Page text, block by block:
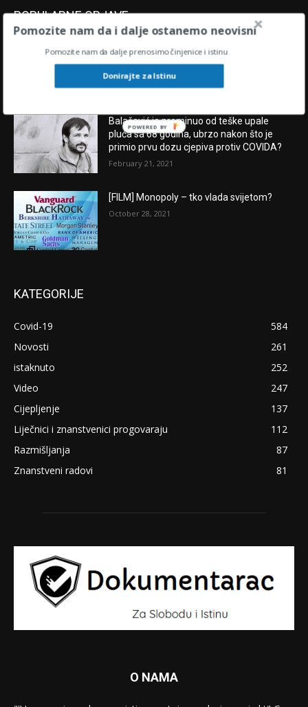
POPULARNE OBJAVE
SVIJET U 2024.?
November 28, 2023
Balašević je preminuo od teške upale
pluća sa 68 godina, ubrzo nakon što je
primio prvu dozu cjepiva protiv COVIDA?
February 21, 2021
[FILM] Monopoly – tko vlada svijetom?
October 28, 2021
KATEGORIJE
Covid-19
584
Novosti
261
istaknuto
252
Video
247
Cijepljenje
137
Liječnici i znanstvenici progovaraju
112
Razmišljanja
87
Znanstveni radovi
81
O NAMA
Pomozite nam da i dalje ostanemo neovisni
Pomozite nam da dalje prenosimo činjenice i istinu
Donirajte za Istinu
POWERED BY